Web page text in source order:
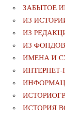
ЗАБЫТОЕ
ИЗ
ИЗ
ИЗ
ИМЕНА И
ИСТОРИЯ